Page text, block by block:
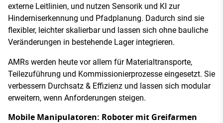
externe Leitlinien, und nutzen Sensorik und KI zur
Hinderniserkennung und Pfadplanung. Dadurch sind sie
flexibler, leichter skalierbar und lassen sich ohne bauliche
Veränderungen in bestehende Lager integrieren.
AMRs werden heute vor allem für Materialtransporte,
Teilezuführung und Kommissionierprozesse eingesetzt. Sie
verbessern Durchsatz & Effizienz und lassen sich modular
erweitern, wenn Anforderungen steigen.
Mobile Manipulatoren: Roboter mit Greifarmen